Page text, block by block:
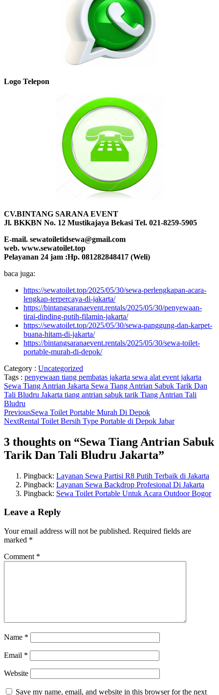
Logo Telepon
CV.BINTANG SARANA EVENT
Jl. BKKBN No. 12 Mustikajaya Bekasi Tel. 021-8259-5905
E-mail. sewatoiletidsewa@gmail.com
web. www.sewatoilet.top
Pelayanan 24 jam :Hp. 081282848417 (Weli)
baca juga:
https://sewatoilet.top/2025/05/30/sewa-perlengkapan-acara-
lengkap-terpercaya-di-jakarta/
https://bintangsaranaevent.rentals/2025/05/30/penyewaan-
tirai-dinding-putih-filamin-jakarta/
https://sewatoilet.top/2025/05/30/sewa-panggung-dan-karpet-
buana-hitam-di-jakarta/
https://bintangsaranaevent.rentals/2025/05/30/sewa-toilet-
portable-murah-di-depok/
Category : Uncategorized
Tags : penyewaan tiang pembatas jakarta sewa alat event jakarta
Sewa Tiang Antrian Jakarta Sewa Tiang Antrian Sabuk Tarik Dan
Tali Bludru Jakarta tiang antrian sabuk tarik Tiang Antrian Tali
Bludru
PreviousSewa Toilet Portable Murah Di Depok
NextRental Toilet Bersih Type Portable di Depok Jabar
3 thoughts on “Sewa Tiang Antrian Sabuk
Tarik Dan Tali Bludru Jakarta”
Pingback: Layanan Sewa Partisi R8 Putih Terbaik di Jakarta
Pingback: Layanan Sewa Backdrop Profesional Di Jakarta
Pingback: Sewa Toilet Portable Untuk Acara Outdoor Bogor
Leave a Reply
Your email address will not be published. Required fields are
marked *
Comment *
Name *
Email *
Website
Save my name, email, and website in this browser for the next